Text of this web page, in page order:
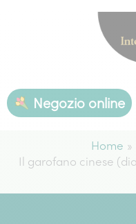
Negozio online
Home
Il garofano cinese